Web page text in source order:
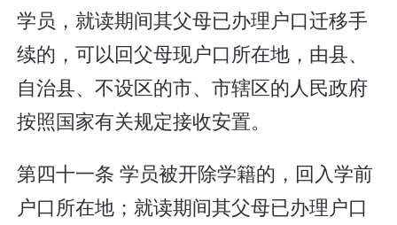
学员，就读期间其父母已办理户口迁移手
续的，可以回父母现户口所在地，由县、
自治县、不设区的市、市辖区的人民政府
按照国家有关规定接收安置。
第四十一条 学员被开除学籍的，回入学前
户口所在地；就读期间其父母已办理户口